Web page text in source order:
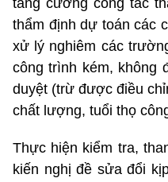
tăng cường công tác
thẩm định dự toán các
xử lý nghiêm các
công trình kém, không
duyệt (trừ được điều
chất lượng, tuổi thọ
Thực hiện kiểm tra,
kiến nghị đề sửa đổi